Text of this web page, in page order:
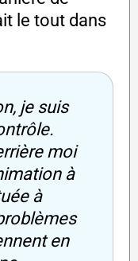
le tout dans
je suis
moi
à
à
en